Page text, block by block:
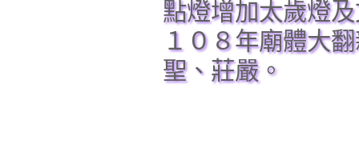
點燈增加太歲燈
１０８年廟體大
聖、莊嚴。